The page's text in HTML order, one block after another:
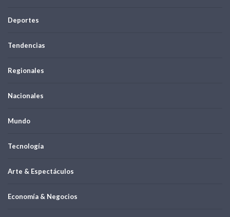
Deportes
Tendencias
Regionales
Nacionales
Mundo
Tecnología
Arte & Espectáculos
Economía & Negocios